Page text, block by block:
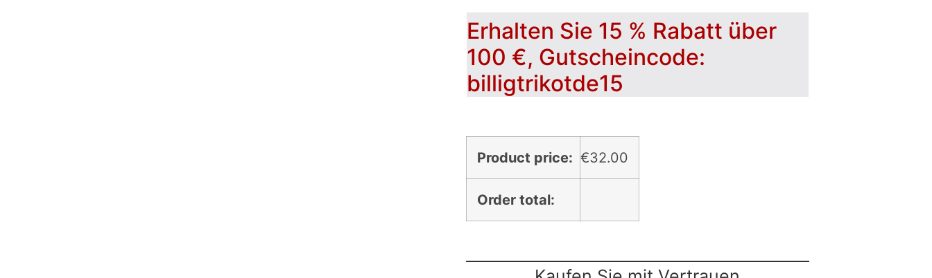
Erhalten Sie 15 % Rabatt über
100 €, Gutscheincode:
billigtrikotde15
Product price: €32.00
Order total: